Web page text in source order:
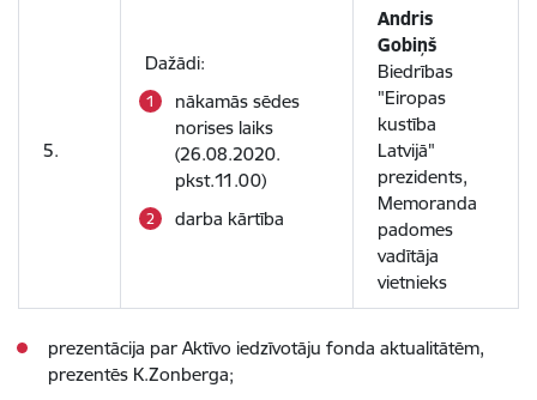
5.
Dažādi:
nākamās sēdes
norises laiks
(26.08.2020.
pkst.11.00)
darba kārtība
Andris
Gobiņš
Biedrības
"Eiropas
kustība
Latvijā"
prezidents,
Memoranda
padomes
vadītāja
vietnieks
prezentācija par Aktīvo iedzīvotāju fonda aktualitātēm,
prezentēs K.Zonberga;